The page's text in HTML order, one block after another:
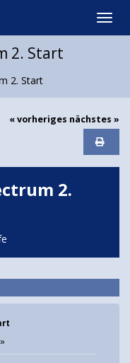
2. Start
2. Start
« vorheriges nächstes »
2.